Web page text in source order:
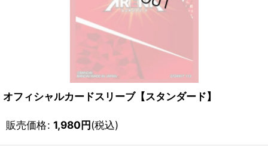
オフィシャルカードスリーブ【スタンダード】
販売価格: 1,980円(税込)